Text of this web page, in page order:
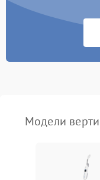
Неисправность
Поломка системы
управления
освещения (если есть)
Модели